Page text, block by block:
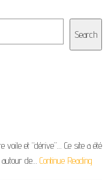
Search
et “dérive”… Ce site a été
autour de… Continue Reading